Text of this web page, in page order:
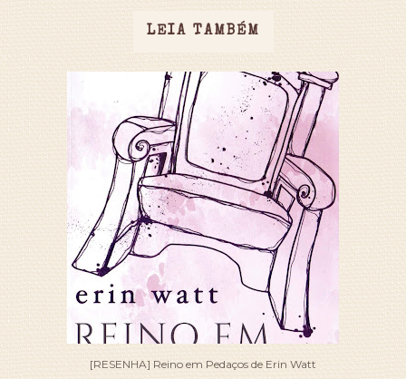
LEIA TAMBÉM
[RESENHA] Reino em Pedaços de Erin Watt